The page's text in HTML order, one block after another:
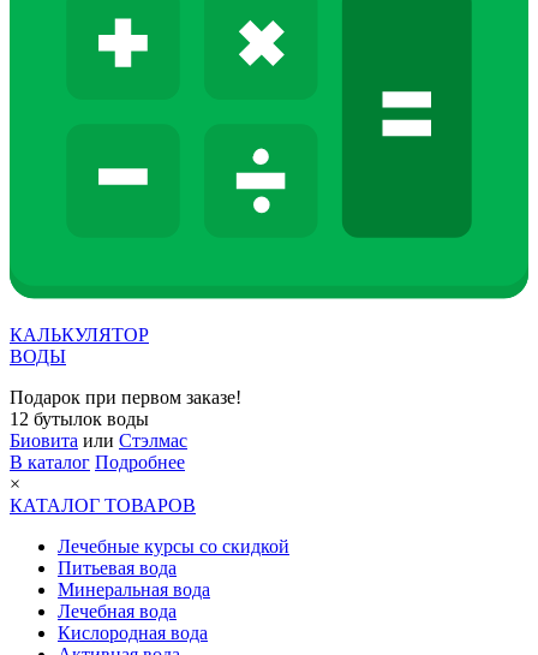
КАЛЬКУЛЯТОР
ВОДЫ
Подарок при первом заказе!
12 бутылок воды
Биовита или Стэлмас
В каталог Подробнее
×
КАТАЛОГ ТОВАРОВ
Лечебные курсы со скидкой
Питьевая вода
Минеральная вода
Лечебная вода
Кислородная вода